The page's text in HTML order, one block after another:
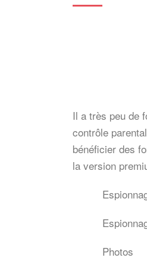
Il a très peu de
contrôle
bénéficier des
la version
Photos